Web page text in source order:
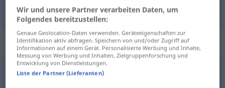
„eben“: Adverb, Umstandswort
ebenadv
Wir und unsere Partner verarbeiten Daten, um
Folgendes bereitzustellen:
Genaue Geolocation-Daten verwenden. Geräteeigenschaften zur
Identifikation aktiv abfragen. Speichern von und/oder Zugriff auf
Informationen auf einem Gerät. Personalisierte Werbung und Inhalte,
Messung von Werbung und Inhalten, Zielgruppenforschung und
Entwicklung von Dienstleistungen.
Liste der Partner (Lieferanten)